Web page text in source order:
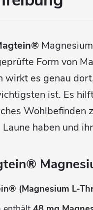
Form von
wirkt es genau
ist. Es
Wohlbefinden
Laune haben und
(Magnesium L-